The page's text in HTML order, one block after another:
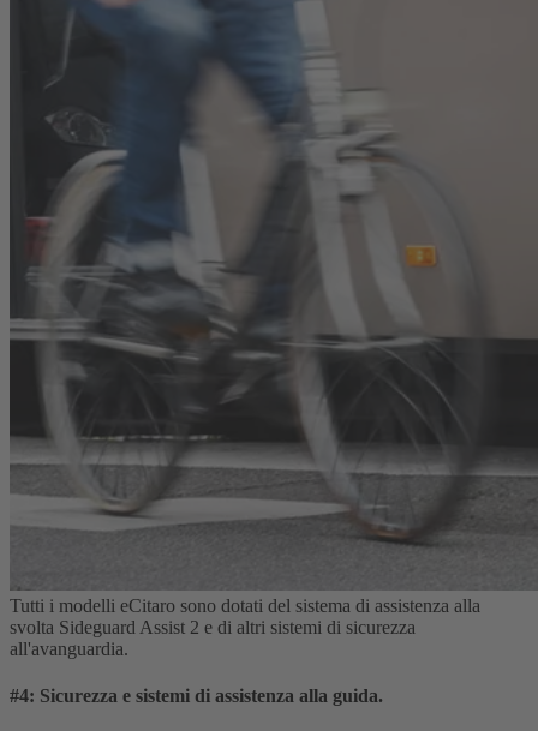
Tutti i modelli eCitaro sono dotati del sistema di assistenza alla
svolta Sideguard Assist 2 e di altri sistemi di sicurezza
all'avanguardia.
#4: Sicurezza e sistemi di assistenza alla guida.